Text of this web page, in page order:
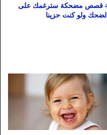
4 قصص مضحكة سترغمك على
الضحك ولو كنت حزينا